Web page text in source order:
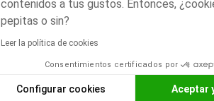
contenidos a tus gustos. Entonces,
pepitas o sin?
Leer la política de cookies
Consentimientos certificados por
Configurar cookies Aceptar